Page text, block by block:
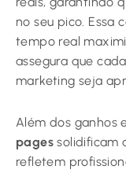
no seu pico. Essa
tempo real
assegura que
marketing seja
Além dos ganhos
pages solidificam
refletem